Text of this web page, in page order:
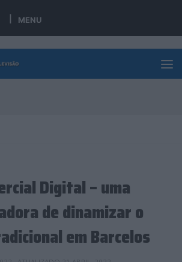
MENU
Digital – uma
de dinamizar o
em Barcelos